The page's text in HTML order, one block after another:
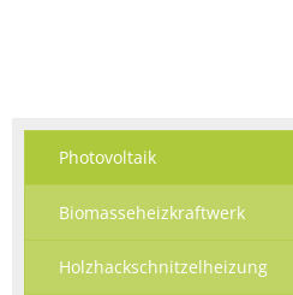
Photovoltaik
Biomasseheizkraftwerk
Holzhackschnitzelheizung